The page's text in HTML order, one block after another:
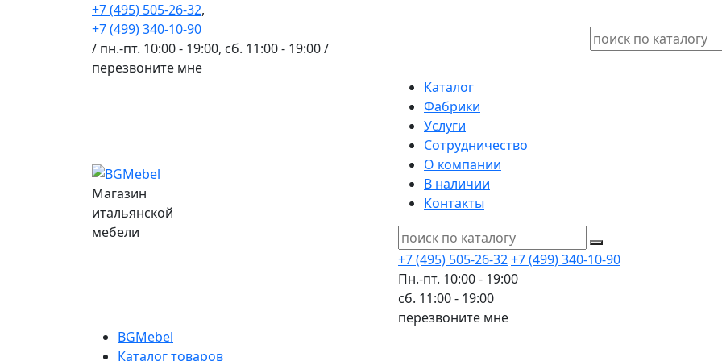
+7 (495) 505-26-32,
+7 (499) 340-10-90
/ пн.-пт. 10:00 - 19:00, сб. 11:00 - 19:00 /
перезвоните мне
Магазин
итальянской
мебели
Каталог
Фабрики
Услуги
Сотрудничество
О компании
В наличии
Контакты
+7 (495) 505-26-32+7 (499) 340-10-90
Пн.-пт. 10:00 - 19:00
сб. 11:00 - 19:00
перезвоните мне
BGMebel
Каталог товаров